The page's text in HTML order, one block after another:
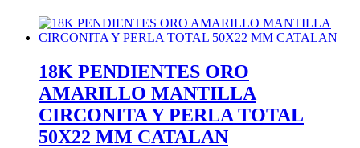
18K PENDIENTES ORO
AMARILLO MANTILLA
CIRCONITA Y PERLA TOTAL
50X22 MM CATALAN